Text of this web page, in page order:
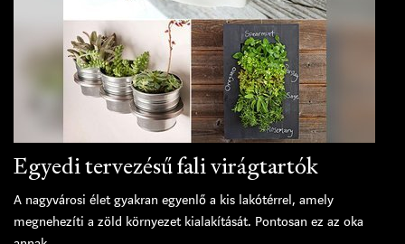
Egyedi tervezésű fali virágtartók
A nagyvárosi élet gyakran egyenlő a kis lakótérrel, amely
megnehezíti a zöld környezet kialakítását. Pontosan ez az oka